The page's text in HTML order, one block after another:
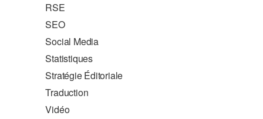
RSE
SEO
Social Media
Statistiques
Stratégie Éditoriale
Traduction
Vidéo